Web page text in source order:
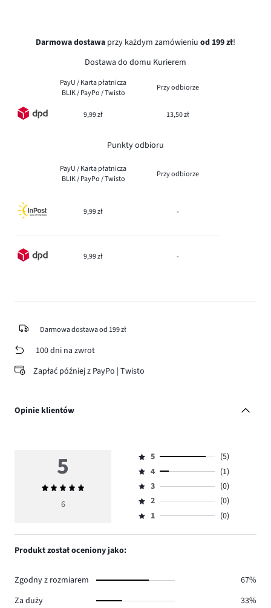
Darmowa dostawa przy każdym zamówieniu od 199 zł!
Dostawa do domu Kurierem
PayU / Karta płatnicza
BLIK / PayPo / Twisto
Przy odbiorze
9,99 zł 13,50 zł
Punkty odbioru
PayU / Karta płatnicza
BLIK / PayPo / Twisto
Przy odbiorze
9,99 zł -
9,99 zł -
Darmowa dostawa od 199 zł
100 dni na zwrot
Zapłać później z PayPo | Twisto
Opinie klientów
5
Średnia
ocena
6
Ocena
5,
ilość
głosów
5.
5
(5)
Ocena
4,
ilość
głosów
4
(1)
Ocena
3,
ilość
3
(0)
Ocena
2,
2
(0)
Ocena
1,
1 (0)
Produkt został oceniony jako:
Zgodny z rozmiarem
67%
Za duży
33%